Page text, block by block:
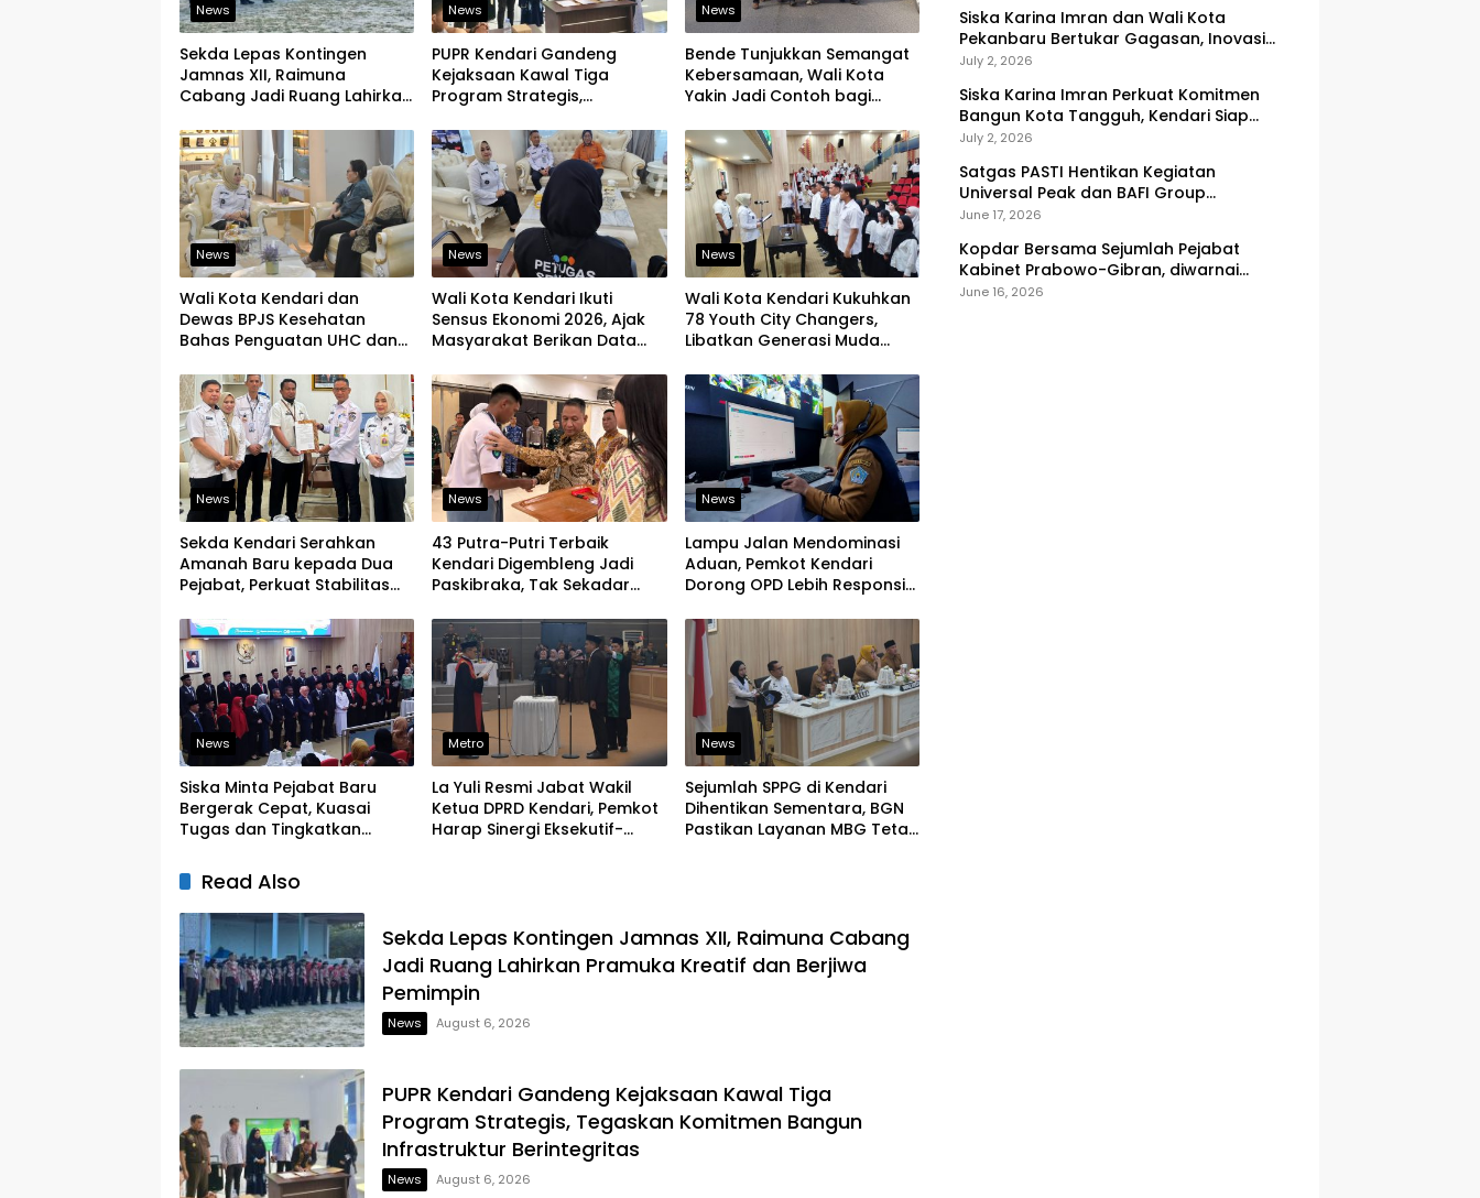
News
Sekda Lepas Kontingen
Jamnas XII, Raimuna
Cabang Jadi Ruang Lahirkan
Pemimpin
News
PUPR Kendari Gandeng
Kejaksaan Kawal Tiga
Program Strategis,
Infrastruktur Berintegritas
News
Bende Tunjukkan Semangat
Kebersamaan, Wali Kota
Yakin Jadi Contoh bagi
News
Wali Kota Kendari dan
Dewas BPJS Kesehatan
Bahas Penguatan UHC dan
Kesehatan
News
Wali Kota Kendari Ikuti
Sensus Ekonomi 2026, Ajak
Masyarakat Berikan Data
News
Wali Kota Kendari Kukuhkan
78 Youth City Changers,
Libatkan Generasi Muda
News
Sekda Kendari Serahkan
Amanah Baru kepada Dua
Pejabat, Perkuat Stabilitas
News
43 Putra-Putri Terbaik
Kendari Digembleng Jadi
Paskibraka, Tak Sekadar
News
Lampu Jalan Mendominasi
Aduan, Pemkot Kendari
Dorong OPD Lebih Responsif
News
Siska Minta Pejabat Baru
Bergerak Cepat, Kuasai
Tugas dan Tingkatkan
Metro
La Yuli Resmi Jabat Wakil
Ketua DPRD Kendari, Pemkot
Harap Sinergi Eksekutif-
News
Sejumlah SPPG di Kendari
Dihentikan Sementara, BGN
Pastikan Layanan MBG Tetap
Read Also
Sekda Lepas Kontingen Jamnas XII, Raimuna Cabang
Jadi Ruang Lahirkan Pramuka Kreatif dan Berjiwa
Pemimpin
News August 6, 2026
PUPR Kendari Gandeng Kejaksaan Kawal Tiga
Program Strategis, Tegaskan Komitmen Bangun
Infrastruktur Berintegritas
News August 6, 2026
Siska Karina Imran dan Wali Kota
Pekanbaru Bertukar Gagasan, Inovasi
Peningkatan PAD Jadi Fokus Diskusi
July 2, 2026
Siska Karina Imran Perkuat Komitmen
Bangun Kota Tangguh, Kendari Siap
Hadapi Tantangan Pangan dan
July 2, 2026
Satgas PASTI Hentikan Kegiatan
Universal Peak dan BAFI Group
Indonesia
June 17, 2026
Kopdar Bersama Sejumlah Pejabat
Kabinet Prabowo-Gibran, diwarnai
Kericuhan
June 16, 2026